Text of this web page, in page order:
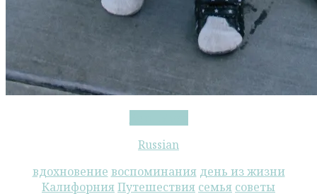
Russian
вдохновение воспоминания день из жизни
КалифорнияПутешествия семья советы